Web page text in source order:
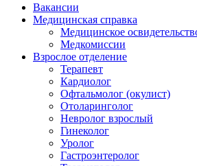
Вакансии
Медицинская справка
Ме­дицин­ское
Медкомиссии
Взрослое отделение
Терапевт
Кардиолог
Офтальмолог (окулист)
Отоларинголог
Невролог взрослый
Гинеколог
Уролог
Гастроэнтеролог